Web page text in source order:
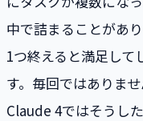
中で詰まることがあ
1つ終えると満足して
す。毎回ではありま
Claude 4ではそうし